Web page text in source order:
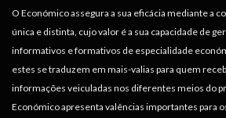
O Económico assegura a sua eficácia mediante a
única e distinta, cujo valor é a sua capacidade de
informativos e formativos de especialidade
estes se traduzem em mais-valias para quem
informações veiculadas nos diferentes meios do
Económico apresenta valências importantes para